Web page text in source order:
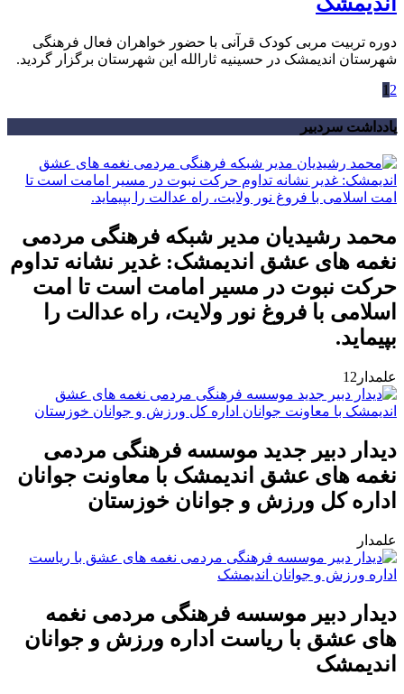
دوره تربیت مربی کودک قرآنی با حضور خواهران فعال فرهنگی
شهرستان اندیمشک در حسینیه ثارالله این شهرستان برگزار گردید.
12
یادداشت سردبیر
محمد رشیدیان مدیر شبکه فرهنگی مردمی
نغمه های عشق اندیمشک: غدیر نشانه تداوم
حرکت نبوت در مسیر امامت است تا امت
اسلامی با فروغ نور ولایت، راه عدالت را
بپیماید.
علمدار12
دیدار دبیر جدید موسسه فرهنگی مردمی
نغمه های عشق اندیمشک با معاونت جوانان
اداره کل ورزش و جوانان خوزستان
علمدار
دیدار دبیر موسسه فرهنگی مردمی نغمه
های عشق با ریاست اداره ورزش و جوانان
اندیمشک